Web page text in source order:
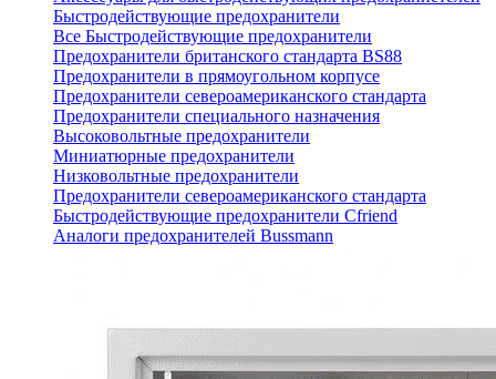
Быстродействующие предохранители
Все Быстродействующие предохранители
Предохранители британского стандарта BS88
Предохранители в прямоугольном корпусе
Предохранители североамериканского стандарта
Предохранители специального назначения
Высоковольтные предохранители
Миниатюрные предохранители
Низковольтные предохранители
Предохранители североамериканского стандарта
Быстродействующие предохранители Cfriend
Аналоги предохранителей Bussmann